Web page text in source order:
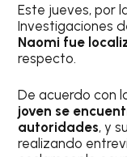
Este jueves, por
Investigaciones
Naomi fue
respecto.
De acuerdo con
joven se
autoridades, y
realizando